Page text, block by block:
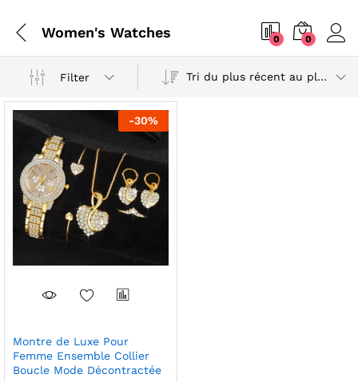
Women's Watches 0 0
Filter Tri du plus récent au plus ancien
-30%
Montre de Luxe Pour
Femme Ensemble Collier
Boucle Mode Décontractée